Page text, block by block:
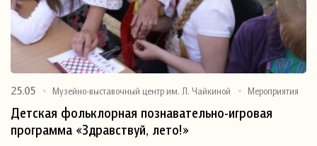
25.05 Музейно-выставочный центр им. Л. Чайкиной Мероприятия
Детская фольклорная познавательно-игровая
программа «Здравствуй, лето!»